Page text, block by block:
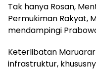
Tak hanya Rosan,
Permukiman Rakyat,
mendampingi
Keterlibatan
infrastruktur,